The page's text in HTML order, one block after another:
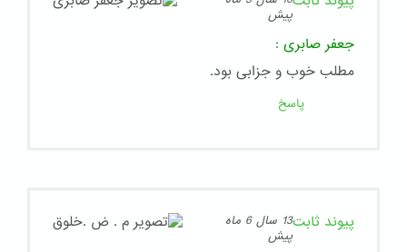
پیش
جعفر صابری :
مطلب خوب و جزابی بود.
پاسخ
پیوند ثابت
13 سال 6 ماه
پیش